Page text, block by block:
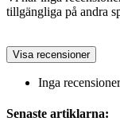
tillgängliga på andra
Visa recensioner
Inga
Senaste artiklarna: